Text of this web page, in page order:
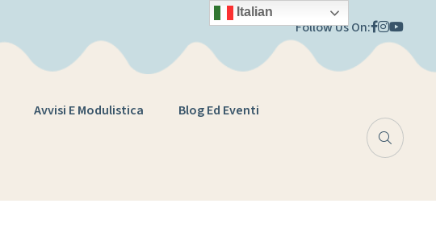
Follow Us On:
Avvisi E Modulistica Blog Ed Eventi
Italian